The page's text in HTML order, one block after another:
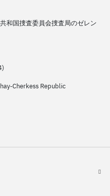
和国捜査委員会捜査局のゼレン
Cherkess Republic